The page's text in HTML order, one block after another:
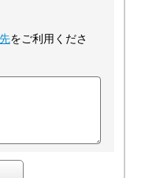
をご利用くださ